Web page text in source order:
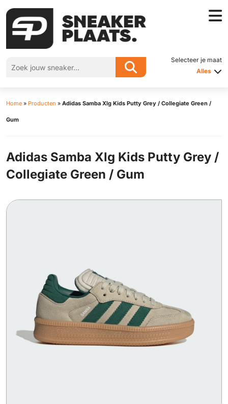
Selecteer je maat
Alles
Home » Producten » Adidas Samba Xlg Kids Putty Grey / Collegiate Green /
Gum
Adidas Samba Xlg Kids Putty Grey /
Collegiate Green / Gum